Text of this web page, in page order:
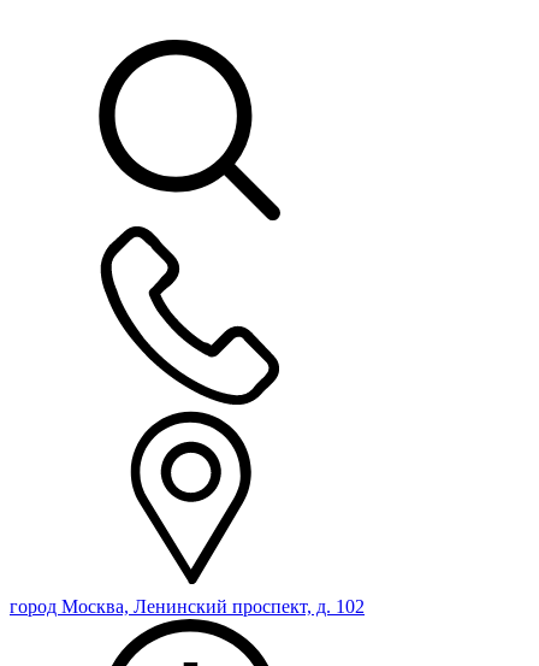
город Москва, Ленинский проспект, д. 102